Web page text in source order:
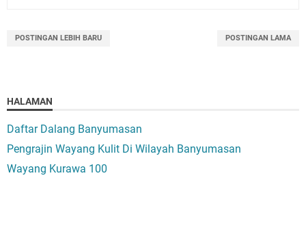
POSTINGAN LEBIH BARU POSTINGAN LAMA
HALAMAN
Daftar Dalang Banyumasan
Pengrajin Wayang Kulit Di Wilayah Banyumasan
Wayang Kurawa 100